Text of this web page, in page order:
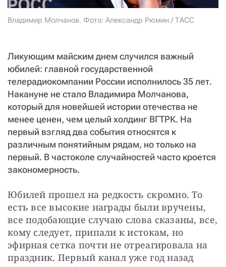
Владимир Молчанов. Фото: Александр Рюмин / ТАСС
Ликующим майским днем случился важный
юбилей: главной государственной
телерадиокомпании России исполнилось 35 лет.
Накануне не стало Владимира Молчанова,
который для новейшей истории отечества не
менее ценен, чем целый холдинг ВГТРК. На
первый взгляд два события относятся к
различным понятийным рядам, но только на
первый. В частоколе случайностей часто кроется
закономерность.
Юбилей прошел на редкость скромно. То
есть все высокие награды были вручены,
все подобающие случаю слова сказаны, все,
кому следует, припали к истокам, но
эфирная сетка почти не отреагировала на
праздник. Первый канал уже год назад